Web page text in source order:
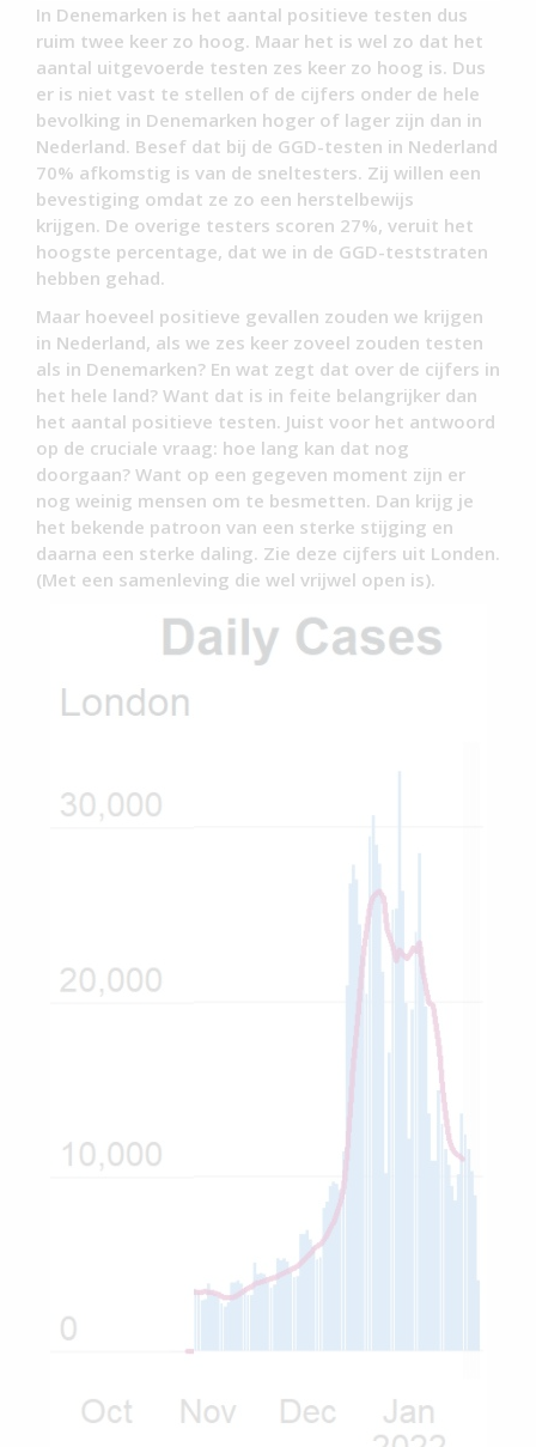
In Denemarken is het aantal positieve testen dus
ruim twee keer zo hoog. Maar het is wel zo dat het
aantal uitgevoerde testen zes keer zo hoog is. Dus
er is niet vast te stellen of de cijfers onder de hele
bevolking in Denemarken hoger of lager zijn dan in
Nederland. Besef dat bij de GGD-testen in Nederland
70% afkomstig is van de sneltesters. Zij willen een
bevestiging omdat ze zo een herstelbewijs
krijgen. De overige testers scoren 27%, veruit het
hoogste percentage, dat we in de GGD-teststraten
hebben gehad.
Maar hoeveel positieve gevallen zouden we krijgen
in Nederland, als we zes keer zoveel zouden testen
als in Denemarken? En wat zegt dat over de cijfers in
het hele land? Want dat is in feite belangrijker dan
het aantal positieve testen. Juist voor het antwoord
op de cruciale vraag: hoe lang kan dat nog
doorgaan? Want op een gegeven moment zijn er
nog weinig mensen om te besmetten. Dan krijg je
het bekende patroon van een sterke stijging en
daarna een sterke daling. Zie deze cijfers uit Londen.
(Met een samenleving die wel vrijwel open is).